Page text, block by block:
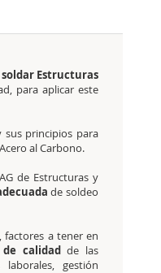
soldar Estructuras
para aplicar este
sus principios para
al Carbono.
de Estructuras y
de soldeo
factores a tener en
calidadde las
gestión